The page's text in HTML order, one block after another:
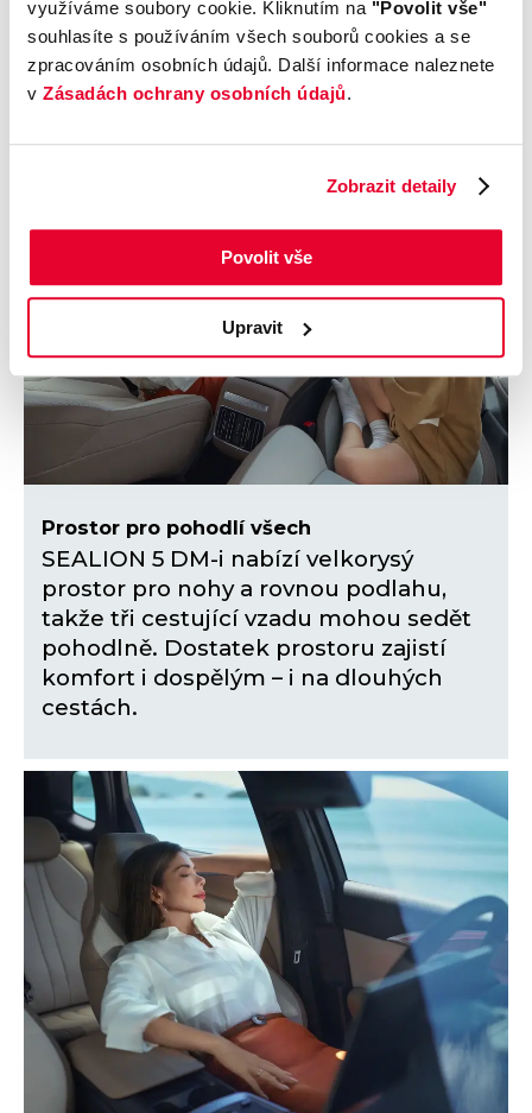
využíváme soubory cookie. Kliknutím na "Povolit vše"
souhlasíte s používáním všech souborů cookies a se
zpracováním osobních údajů. Další informace naleznete
v Zásadách ochrany osobních údajů.
Zobrazit detaily
Povolit vše
Upravit
ovládání tempomatu i multimédií, aniž
byste museli pustit volant.
Prostor pro pohodlí všech
SEALION 5 DM-i nabízí velkorysý
prostor pro nohy a rovnou podlahu,
takže tři cestující vzadu mohou sedět
pohodlně. Dostatek prostoru zajistí
komfort i dospělým – i na dlouhých
cestách.